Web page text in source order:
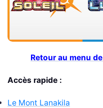
Retour au menu de
Accès rapide :
Le Mont Lanakila